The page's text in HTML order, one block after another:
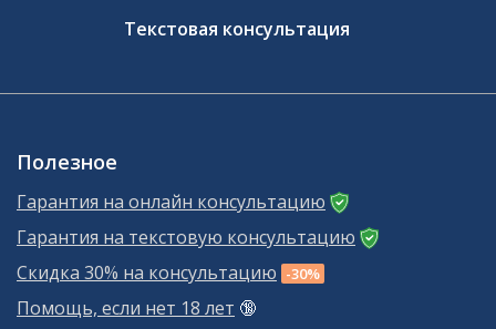
Текстовая консультация
Полезное
Гарантия на онлайн консультацию
Гарантия на текстовую консультацию
Скидка 30% на консультацию -30%
Помощь, если нет 18 лет 🔞